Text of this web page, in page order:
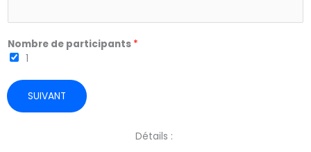
e
Nombre de participants *
1
SUIVANT
Détails :